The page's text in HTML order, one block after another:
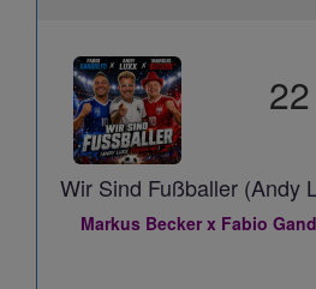
22
Wir Sind Fußballer (Andy
Markus Becker x Fabio